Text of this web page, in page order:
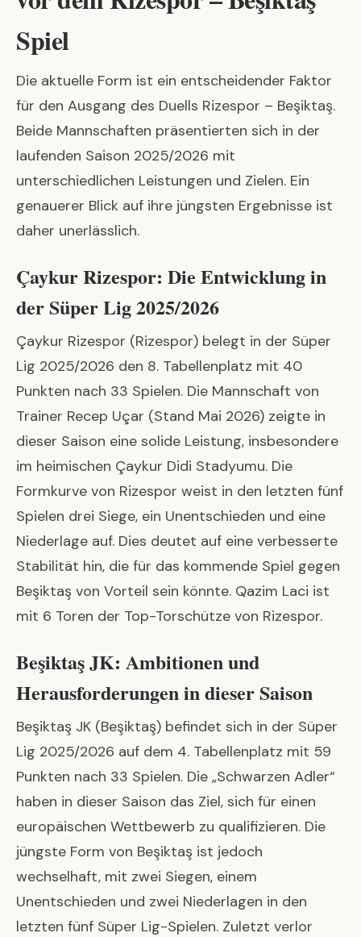
Spiel
Die aktuelle Form ist ein entscheidender Faktor
für den Ausgang des Duells Rizespor – Beşiktaş.
Beide Mannschaften präsentierten sich in der
laufenden Saison 2025/2026 mit
unterschiedlichen Leistungen und Zielen. Ein
genauerer Blick auf ihre jüngsten Ergebnisse ist
daher unerlässlich.
Çaykur Rizespor: Die Entwicklung in
der Süper Lig 2025/2026
Çaykur Rizespor (Rizespor) belegt in der Süper
Lig 2025/2026 den 8. Tabellenplatz mit 40
Punkten nach 33 Spielen. Die Mannschaft von
Trainer Recep Uçar (Stand Mai 2026) zeigte in
dieser Saison eine solide Leistung, insbesondere
im heimischen Çaykur Didi Stadyumu. Die
Formkurve von Rizespor weist in den letzten fünf
Spielen drei Siege, ein Unentschieden und eine
Niederlage auf. Dies deutet auf eine verbesserte
Stabilität hin, die für das kommende Spiel gegen
Beşiktaş von Vorteil sein könnte. Qazim Laci ist
mit 6 Toren der Top-Torschütze von Rizespor.
Beşiktaş JK: Ambitionen und
Herausforderungen in dieser Saison
Beşiktaş JK (Beşiktaş) befindet sich in der Süper
Lig 2025/2026 auf dem 4. Tabellenplatz mit 59
Punkten nach 33 Spielen. Die „Schwarzen Adler“
haben in dieser Saison das Ziel, sich für einen
europäischen Wettbewerb zu qualifizieren. Die
jüngste Form von Beşiktaş ist jedoch
wechselhaft, mit zwei Siegen, einem
Unentschieden und zwei Niederlagen in den
letzten fünf Süper Lig-Spielen. Zuletzt verlor